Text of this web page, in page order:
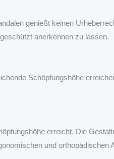
genießt keinen
anerkennen zu lassen.
Schöpfungshöhe
erreicht. Die
und